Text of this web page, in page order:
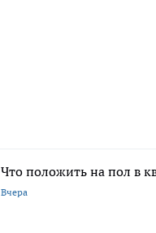
Что положить на пол в
Вчера